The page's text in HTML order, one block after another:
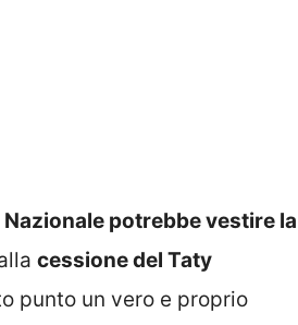
Nazionale potrebbe vestire la
cessione del Taty
punto un vero e proprio